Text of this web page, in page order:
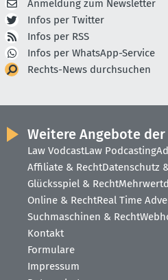
Anmeldung zum Newsletter
Infos per Twitter
Infos per RSS
Infos per WhatsApp-Service
Rechts-News durchsuchen
Weitere Angebote der
Law VodcastLaw Podcasting
Affiliate & RechtDatenschutz
Glücksspiel & Recht
Online & RechtReal Time
Suchmaschinen & Recht
Kontakt
Formulare
Impressum